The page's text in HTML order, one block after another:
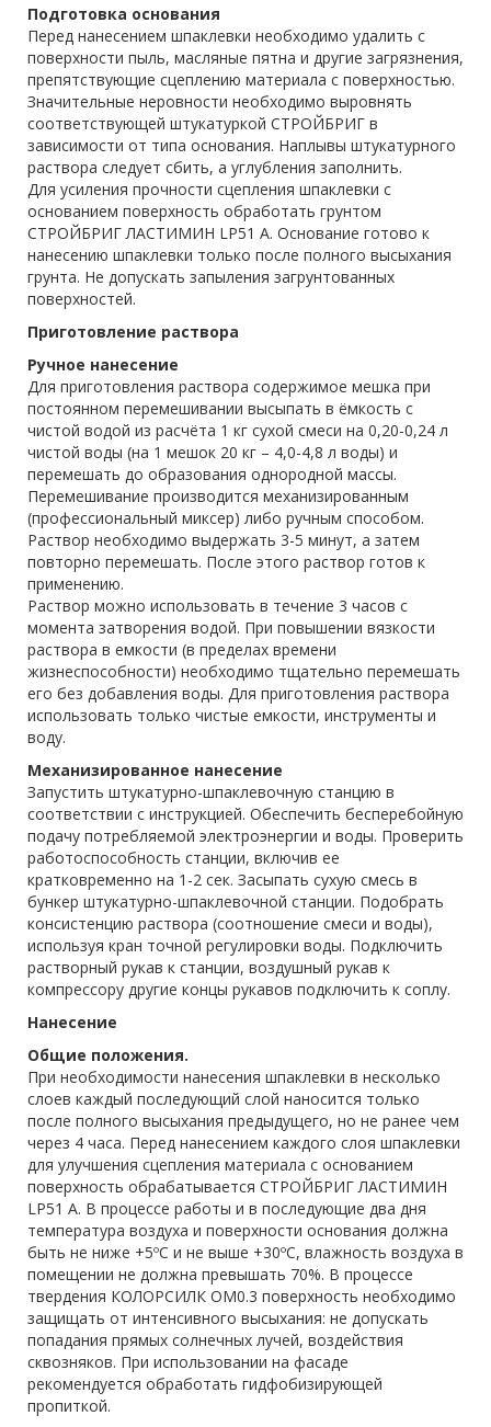
Подготовка основания
Перед нанесением шпаклевки необходимо удалить с
поверхности пыль, масляные пятна и другие загрязнения,
препятствующие сцеплению материала с поверхностью.
Значительные неровности необходимо выровнять
соответствующей штукатуркой СТРОЙБРИГ в
зависимости от типа основания. Наплывы штукатурного
раствора следует сбить, а углубления заполнить.
Для усиления прочности сцепления шпаклевки с
основанием поверхность обработать грунтом
СТРОЙБРИГ ЛАСТИМИН LP51 А. Основание готово к
нанесению шпаклевки только после полного высыхания
грунта. Не допускать запыления загрунтованных
поверхностей.
Приготовление раствора
Ручное нанесение
Для приготовления раствора содержимое мешка при
постоянном перемешивании высыпать в ёмкость с
чистой водой из расчёта 1 кг сухой смеси на 0,20-0,24 л
чистой воды (на 1 мешок 20 кг – 4,0-4,8 л воды) и
перемешать до образования однородной массы.
Перемешивание производится механизированным
(профессиональный миксер) либо ручным способом.
Раствор необходимо выдержать 3-5 минут, а затем
повторно перемешать. После этого раствор готов к
применению.
Раствор можно использовать в течение 3 часов с
момента затворения водой. При повышении вязкости
раствора в емкости (в пределах времени
жизнеспособности) необходимо тщательно перемешать
его без добавления воды. Для приготовления раствора
использовать только чистые емкости, инструменты и
воду.
Механизированное нанесение
Запустить штукатурно-шпаклевочную станцию в
соответствии с инструкцией. Обеспечить бесперебойную
подачу потребляемой электроэнергии и воды. Проверить
работоспособность станции, включив ее
кратковременно на 1-2 сек. Засыпать сухую смесь в
бункер штукатурно-шпаклевочной станции. Подобрать
консистенцию раствора (соотношение смеси и воды),
используя кран точной регулировки воды. Подключить
растворный рукав к станции, воздушный рукав к
компрессору другие концы рукавов подключить к соплу.
Нанесение
Общие положения.
При необходимости нанесения шпаклевки в несколько
слоев каждый последующий слой наносится только
после полного высыхания предыдущего, но не ранее чем
через 4 часа. Перед нанесением каждого слоя шпаклевки
для улучшения сцепления материала с основанием
поверхность обрабатывается СТРОЙБРИГ ЛАСТИМИН
LP51 А. В процессе работы и в последующие два дня
температура воздуха и поверхности основания должна
быть не ниже +5ºС и не выше +30ºС, влажность воздуха в
помещении не должна превышать 70%. В процессе
твердения КОЛОРСИЛК ОМ0.3 поверхность необходимо
защищать от интенсивного высыхания: не допускать
попадания прямых солнечных лучей, воздействия
сквозняков. При использовании на фасаде
рекомендуется обработать гидфобизирующей
пропиткой.